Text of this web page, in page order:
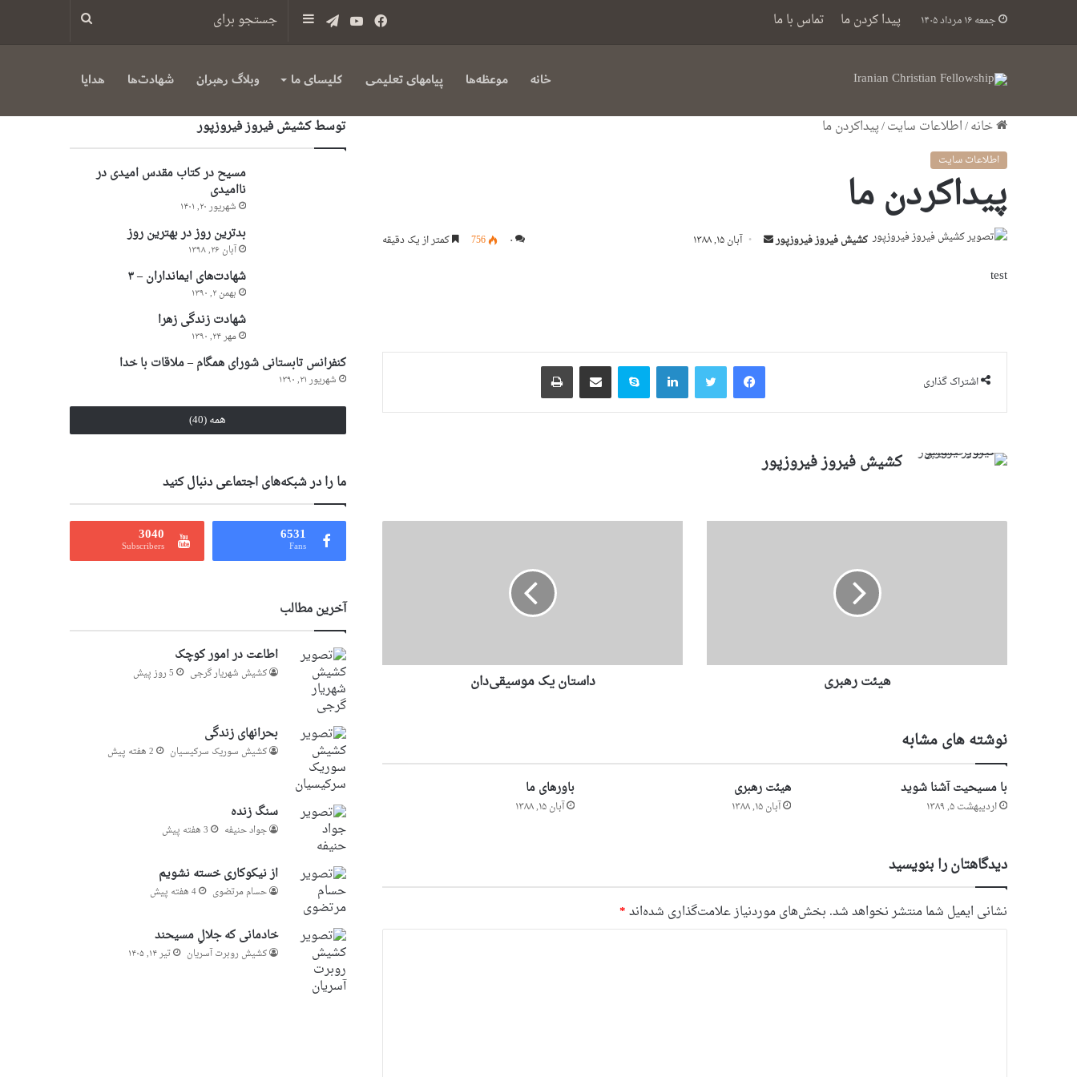
جمعه ۱۶ مرداد ۱۴۰۵ پیدا کردن ما تماس با ما سایدبار تلگرامیوتیوب فیس
خانه موعظه‌ها پیامهای تعلیمی کلیسای ما وبلاگ رهبران شهادت‌ها هدایا
خانه/اطلاعات سایت/پیداکردن ما
اطلاعات سایت
پیداکردن ما
کشیش فیروز فیروزپور
ی
ی
ل
آبان ۱۵, ۱۳۸۸ ۰ 756 کمتر از یک دقیقه
test
اشتراک گذاری
فیس بوک لینکدین اسکایپ اشتراک گذاری از طریق ایمیل
کشیش فیروز فیروزپور
هیئت رهبری داستان یک موسیقی‌دان
نوشته های مشابه
با مسیحیت آشنا شوید
اردیبهشت ۵, ۱۳۸۹
هیئت رهبری
آبان ۱۵, ۱۳۸۸
باورهای ما
آبان ۱۵, ۱۳۸۸
دیدگاهتان را بنویسید
نشانی ایمیل شما منتشر نخواهد شد. بخش‌های موردنیاز علامت‌گذاری شده‌اند*
توسط کشیش فیروز فیروزپور
مسیح در کتاب مقدس امیدی در
ناامیدی
شهریور ۲۰, ۱۴۰۱
بدترین روز در بهترین روز
آبان ۲۶, ۱۳۹۸
شهادت‌های ایمانداران – ۳
بهمن ۲, ۱۳۹۰
شهادت زندگی زهرا
مهر ۲۴, ۱۳۹۰
کنفرانس تابستانی شورای همگام – ملاقات با خدا
شهریور ۲۱, ۱۳۹۰
همه (40)
ما را در شبکه‌های اجتماعی دنبال کنید
6531
Fans
3040
Subscribers
آخرین مطالب
اطاعت در امور کوچک
کشیش شهریار گرجى 5 روز پیش
بحرانهای زندگی
کشیش سوریک سرکیسیان 2 هفته پیش
سنگ زنده
جواد حنیفه 3 هفته پیش
از نیکوکاری خسته نشویم
حسام مرتضوی 4 هفته پیش
خادمانی که جلالِ مسیحند
کشیش روبرت آسریان تیر ۱۴, ۱۴۰۵